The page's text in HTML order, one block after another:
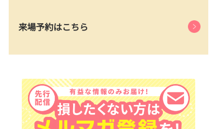
来場予約はこちら